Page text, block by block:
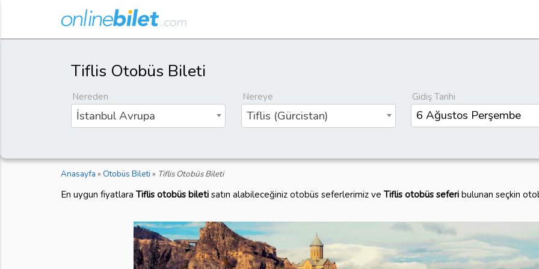
Tiflis Otobüs Bileti
Nereden
İstanbul Avrupa
Nereye
Tiflis (Gürcistan)
Gidiş Tarihi
Anasayfa » Otobüs Bileti » Tiflis Otobüs Bileti
En uygun fiyatlara Tiflis otobüs biletisatın alabileceğiniz otobüs seferlerimiz ve Tiflis otobüs seferibulunan seçkin